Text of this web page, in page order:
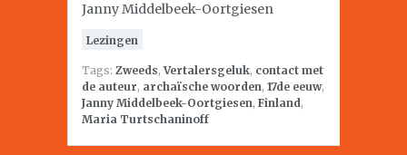
Janny Middelbeek-Oortgiesen
Lezingen
Tags: Zweeds,Vertalersgeluk, contact met
de auteur, archaïsche woorden, 17de eeuw,
Janny Middelbeek-Oortgiesen, Finland,
Maria Turtschaninoff